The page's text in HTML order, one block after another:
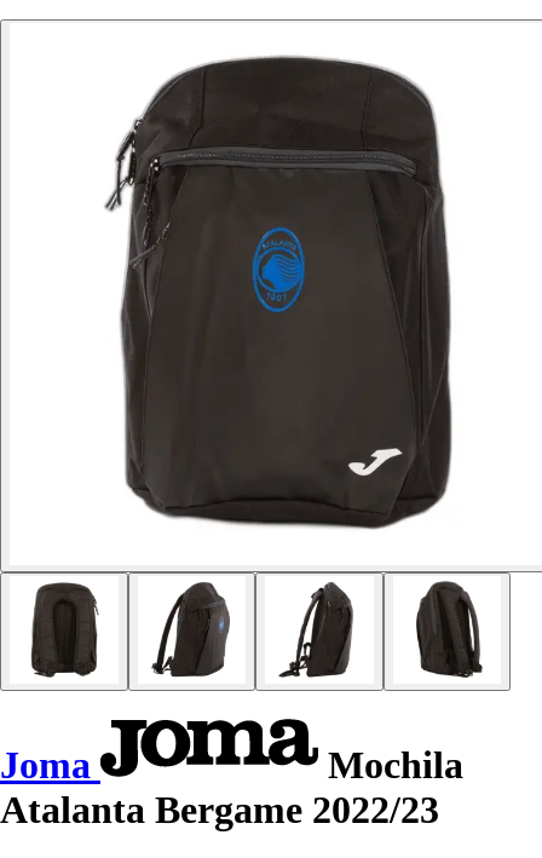
Joma
Mochila
Atalanta Bergame 2022/23